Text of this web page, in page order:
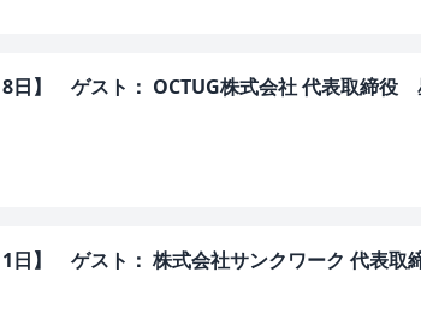
日】 ゲスト： OCTUG株式会社 代表取締役
日】 ゲスト： 株式会社サンクワーク 代表取